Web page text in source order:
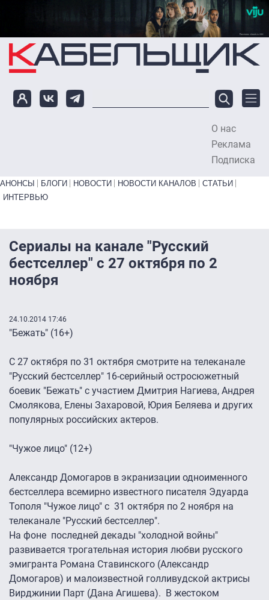
Перейти к основному содержанию
О нас
Реклама
Подписка
Primary links bottom
АНОНСЫ БЛОГИ НОВОСТИ НОВОСТИ КАНАЛОВ
СТАТЬИ
ИНТЕРВЬЮ
Сериалы на канале "Русский
бестселлер" с 27 октября по 2
ноября
24.10.2014 17:46
"Бежать" (16+)
С 27 октября по 31 октября смотрите на телеканале
"Русский бестселлер" 16-серийный остросюжетный
боевик "Бежать" с участием Дмитрия Нагиева, Андрея
Смолякова, Елены Захаровой, Юрия Беляева и других
популярных российских актеров.
"Чужое лицо" (12+)
Александр Домогаров в экранизации одноименного
бестселлера всемирно известного писателя Эдуарда
Тополя "Чужое лицо" с 31 октября по 2 ноября на
телеканале "Русский бестселлер".
На фоне последней декады "холодной войны"
развивается трогательная история любви русского
эмигранта Романа Ставинского (Александр
Домогаров) и малоизвестной голливудской актрисы
Вирджинии Парт (Дана Агишева). В жестоком